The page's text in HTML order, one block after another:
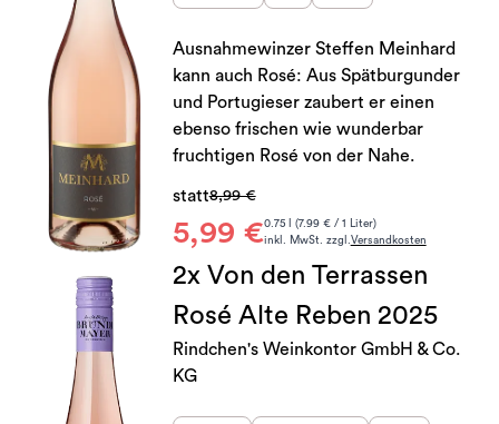
Ausnahmewinzer Steffen Meinhard
kann auch Rosé: Aus Spätburgunder
und Portugieser zaubert er einen
ebenso frischen wie wunderbar
fruchtigen Rosé von der Nahe.
5,99 €
statt8,99 €
0.75 l (7.99 € / 1 Liter)
inkl. MwSt. zzgl.Versandkosten
2x Von den Terrassen
Rosé Alte Reben 2025
Rindchen's Weinkontor GmbH & Co.
KG